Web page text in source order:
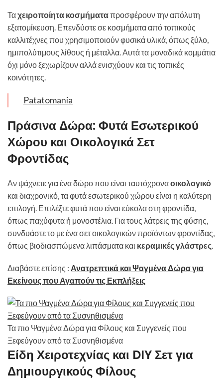
Ταχειροποίητα κοσμήματαπροσφέρουν την απόλυτη
εξατομίκευση. Επενδύστε σε κοσμήματα από τοπικούς
καλλιτέχνες που χρησιμοποιούν φυσικά υλικά, όπως ξύλο,
ημιπολύτιμους λίθους ή μέταλλα. Αυτά τα μοναδικά κομμάτια
όχι μόνο ξεχωρίζουν αλλά ενισχύουν και τις τοπικές
κοινότητες.
Patatomania
Πράσινα Δώρα: Φυτά Εσωτερικού
Χώρου και Οικολογικά Σετ
Φροντίδας
Αν ψάχνετε για ένα δώρο που είναι ταυτόχροναοικολογικό
και διαχρονικό, τα φυτά εσωτερικού χώρου είναι η καλύτερη
επιλογή. Επιλέξτε φυτά που είναι εύκολα στη φροντίδα,
όπως παχύφυτα ή μονοστέλια. Για τους λάτρεις της φύσης,
συνδυάστε το με ένα σετ οικολογικών προϊόντων φροντίδας,
όπως βιοδιασπώμενα λιπάσματα και κεραμικές γλάστρες.
Διαβάστε επίσης : Ανατρεπτικά και Ψαγμένα Δώρα για
Εκείνους που Αγαπούν τις Εκπλήξεις
Τα πιο Ψαγμένα Δώρα για Φίλους και Συγγενείς που
Ξεφεύγουν από τα Συσνηθισμένα
Είδη Χειροτεχνίας και DIY Σετ για
Δημιουργικούς Φίλους